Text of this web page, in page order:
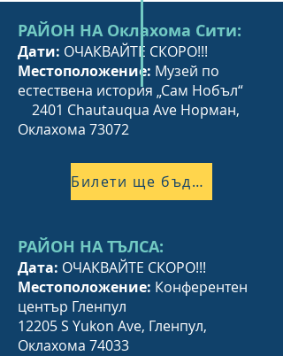
РАЙОН НА Оклахома Сити:
Дати: ОЧАКВАЙТЕ СКОРО!!!
Местоположение: Музей по
естествена история „Сам Нобъл“
2401 Chautauqua Ave Норман,
Оклахома 73072
Билети ще бъдат налични скоро!
РАЙОН НА ТЪЛСА:
Дата: ОЧАКВАЙТЕ СКОРО!!!
Местоположение: Конферентен
център Гленпул
12205 S Yukon Ave, Гленпул,
Оклахома 74033